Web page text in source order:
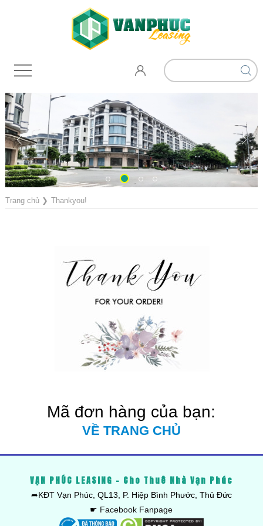
Trang chủ❯ Thankyou!
Mã đơn hàng của bạn:
VỀ TRANG CHỦ
VẠN PHÚC LEASING - Cho Thuê Nhà Vạn Phúc
➦KĐT Vạn Phúc, QL13, P. Hiệp Bình Phước, Thủ Đức
☛ Facebook Fanpage